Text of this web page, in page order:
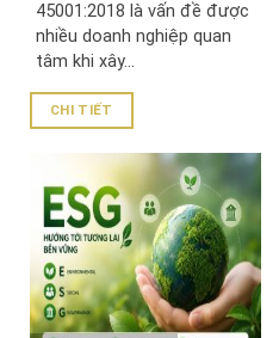
45001:2018 là vấn đề được
nhiều doanh nghiệp quan
tâm khi xây...
CHI TIẾT